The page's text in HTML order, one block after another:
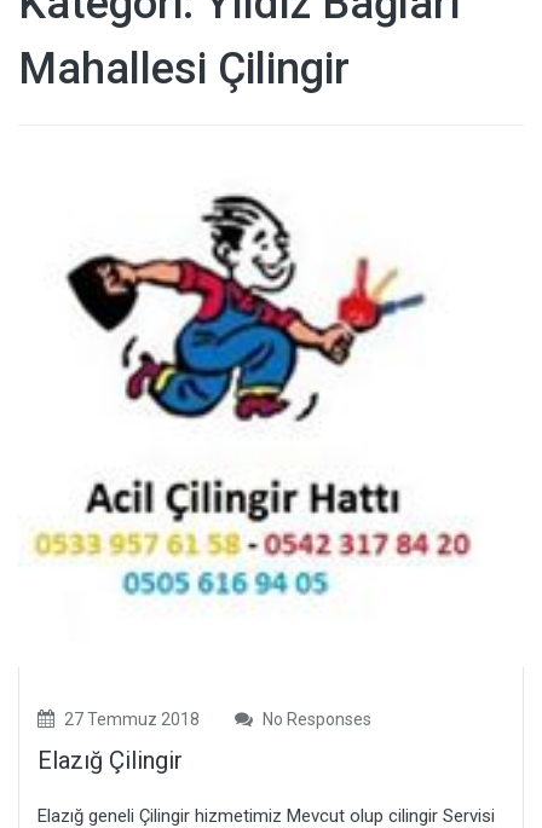
Mahallesi Çilingir
27 Temmuz 2018 No Responses
Elazığ Çilingir
Elazığ geneli Çilingir hizmetimiz Mevcut olup cilingir Servisi